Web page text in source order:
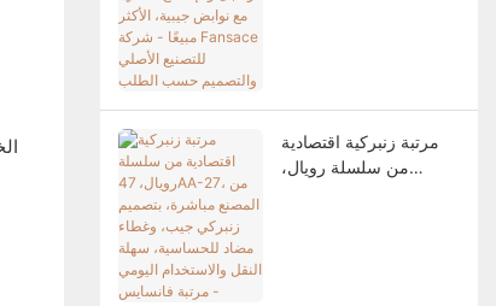
الطلب
مرتبة زنبركية اقتصادية
من سلسلة رويال،